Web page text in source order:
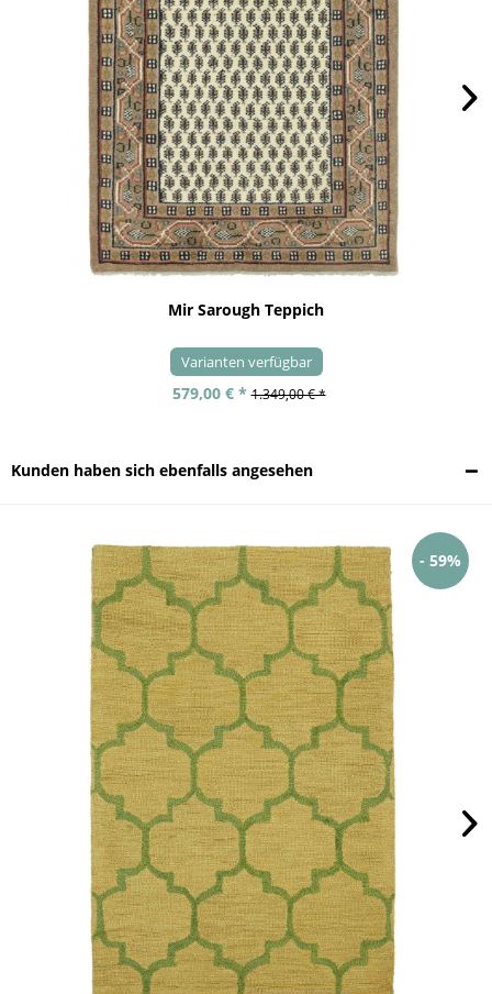
Mir Sarough Teppich
Varianten verfügbar
579,00 € * 1.349,00 € *
Kunden haben sich ebenfalls angesehen
- 59%